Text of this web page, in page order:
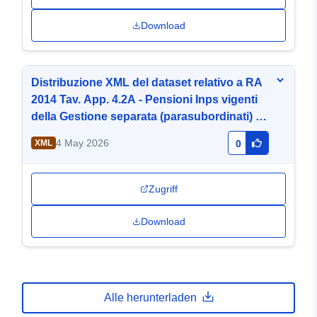
Download
Distribuzione XML del dataset relativo a RA
2014 Tav. App. 4.2A - Pensioni Inps vigenti
della Gestione separata (parasubordinati) al
XML 4 May 2026 0
Zugriff
Download
Alle herunterladen